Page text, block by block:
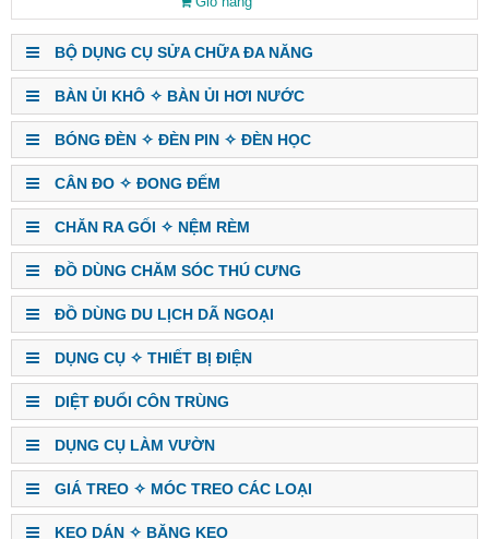
BỘ DỤNG CỤ SỬA CHỮA ĐA NĂNG
BÀN ỦI KHÔ ✧ BÀN ỦI HƠI NƯỚC
BÓNG ĐÈN ✧ ĐÈN PIN ✧ ĐÈN HỌC
CÂN ĐO ✧ ĐONG ĐẾM
CHĂN RA GỐI ✧ NỆM RÈM
ĐỒ DÙNG CHĂM SÓC THÚ CƯNG
ĐỒ DÙNG DU LỊCH DÃ NGOẠI
DỤNG CỤ ✧ THIẾT BỊ ĐIỆN
DIỆT ĐUỔI CÔN TRÙNG
DỤNG CỤ LÀM VƯỜN
GIÁ TREO ✧ MÓC TREO CÁC LOẠI
KEO DÁN ✧ BĂNG KEO